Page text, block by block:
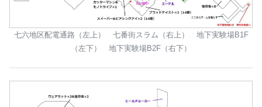
七六地区配電通路（左上） 七番街スラム（右上） 地下実験場B1F
（左下） 地下実験場B2F（右下）